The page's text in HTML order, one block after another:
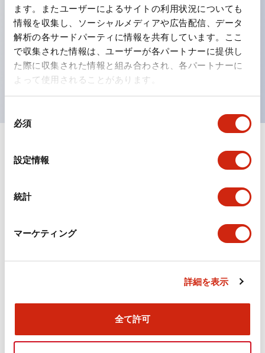
ます。またユーザーによるサイトの利用状況についても
情報を収集し、ソーシャルメディアや広告配信、データ
解析の各サードパーティに情報を共有しています。ここ
で収集された情報は、ユーザーが各パートナーに提供し
た際に収集された情報と組み合わされ、各パートナーに
よって使用されることがあります。
必須
設定情報
統計
マーケティング
詳細を表示
全て許可
イトのダイレクトタイプを除く）
ひとつで6色の役をこなすLED球（LSRD球）。これま
で色ごとに分かれていたLED球を、1色のLED球で各色
を表現できるようにしました。
UL、CSA、TÜV、CCC認証品。
ドキュメントとファイル
カタログ
（日本語）
TWシリーズ コントロールユニット（2025年6月版）